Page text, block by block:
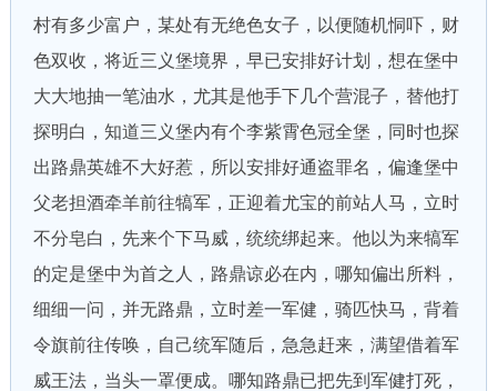
村有多少富户，某处有无绝色女子，以便随机恫吓，财
色双收，将近三义堡境界，早已安排好计划，想在堡中
大大地抽一笔油水，尤其是他手下几个营混子，替他打
探明白，知道三义堡内有个李紫霄色冠全堡，同时也探
出路鼎英雄不大好惹，所以安排好通盗罪名，偏逢堡中
父老担酒牵羊前往犒军，正迎着尤宝的前站人马，立时
不分皂白，先来个下马威，统统绑起来。他以为来犒军
的定是堡中为首之人，路鼎谅必在内，哪知偏出所料，
细细一问，并无路鼎，立时差一军健，骑匹快马，背着
令旗前往传唤，自己统军随后，急急赶来，满望借着军
威王法，当头一罩便成。哪知路鼎已把先到军健打死，